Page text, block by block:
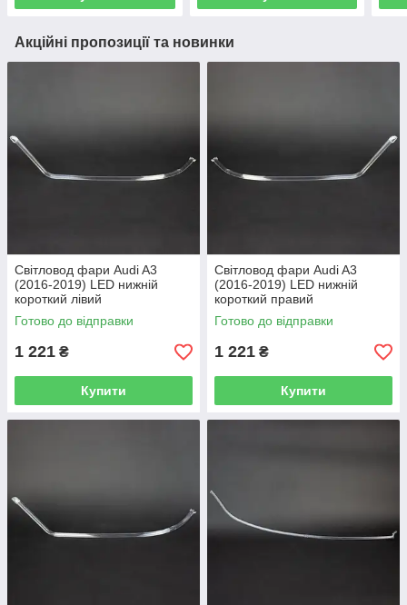
Акційні пропозиції та новинки
Світловод фари Audi A3
(2016-2019) LED нижній
короткий лівий
Готово до відправки
1 221 ₴
Купити
Світловод фари Audi A3
(2016-2019) LED нижній
короткий правий
Готово до відправки
1 221 ₴
Купити